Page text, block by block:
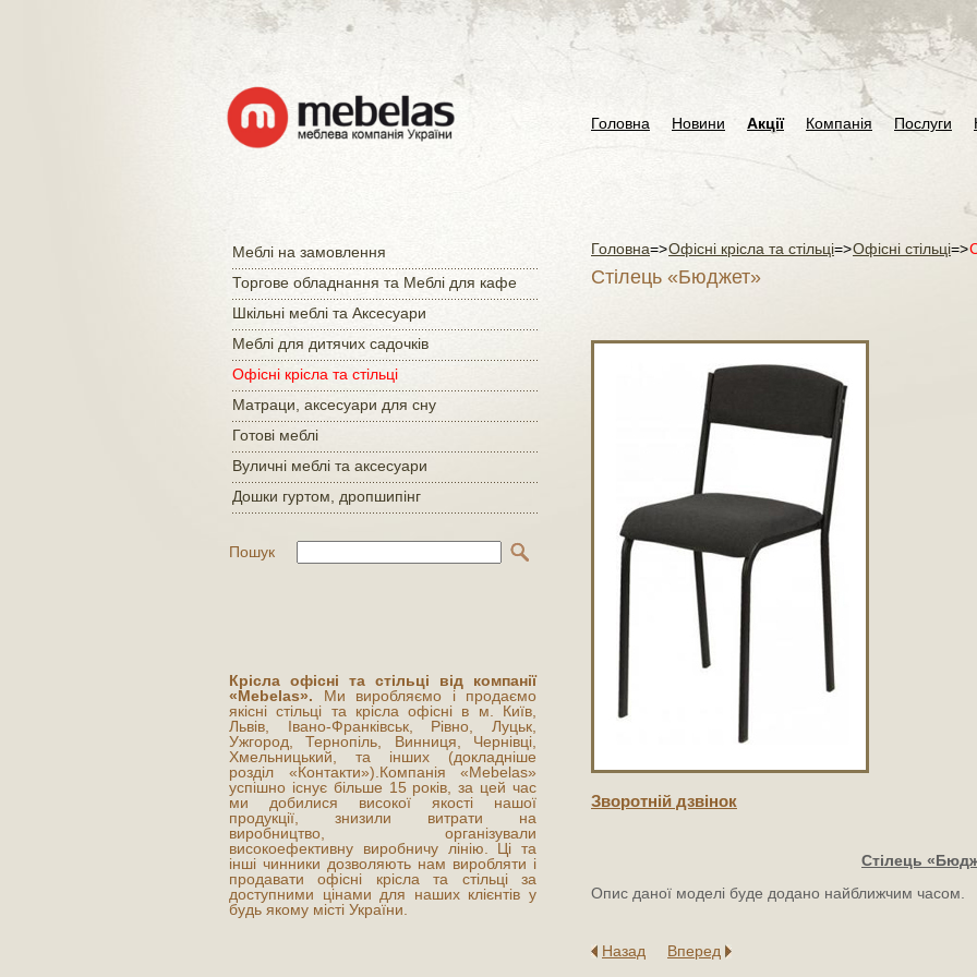
Головна Новини Акції Компанія Послуги
Меблі на замовлення
Торгове обладнання та Меблі для кафе
Шкільні меблі та Аксесуари
Меблі для дитячих садочків
Офісні крісла та стільці
Матраци, аксесуари для сну
Готові меблі
Вуличні меблі та аксесуари
Дошки гуртом, дропшипінг
Пошук
Крісла офісні та стільці від компанії
«Mebelas». Ми виробляємо і продаємо
якісні стільці та крісла офісні в м. Київ,
Львів, Івано-Франківськ, Рівно, Луцьк,
Ужгород, Тернопіль, Винниця, Чернівці,
Хмельницький, та інших (докладніше
розділ «Контакти»).Компанія «Mebelas»
успішно існує більше 15 років, за цей час
ми добилися високої якості нашої
продукції, знизили витрати на
виробництво, організували
високоефективну виробничу лінію. Ці та
інші чинники дозволяють нам виробляти і
продавати офісні крісла та стільці за
доступними цінами для наших клієнтів у
будь якому місті України.
Головна=>Офісні крісла та стільці=>Офісні стільці=>
Стілець «Бюджет»
Зворотнiй дзвiнок
Стілець
Опис даної моделі буде додано найближчим часом.
Назад Вперед